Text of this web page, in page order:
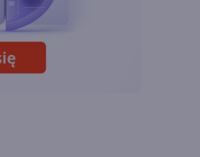
Sztuczna inteligencja
wspiera odkrycia
naukowe. OpenAI
startuje z nowym